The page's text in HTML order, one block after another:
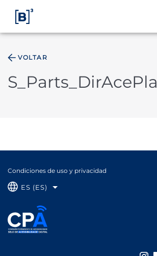
ÁREA DO INVESTIDOR
VOLTAR
S_Parts_DirAcePla
Condiciones de uso y privacidad
ES (ES)